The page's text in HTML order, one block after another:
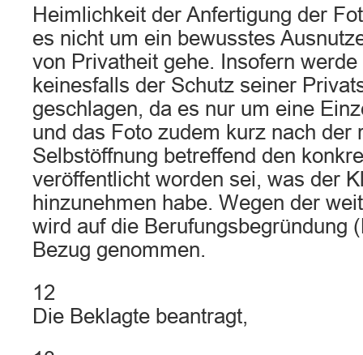
Heimlichkeit der Anfertigung der
es nicht um ein bewusstes
von Privatheit gehe. Insofern
keinesfalls der Schutz seiner
geschlagen, da es nur um eine
und das Foto zudem kurz nach der
Selbstöffnung betreffend den
veröffentlicht worden sei, was der
hinzunehmen habe. Wegen der
wird auf die Berufungsbegründung
Bezug genommen.
12
Die Beklagte beantragt,